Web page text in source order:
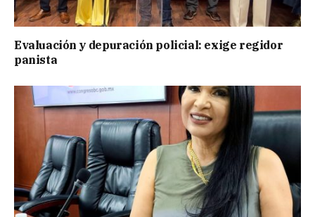
Evaluación y depuración policial: exige regidor
panista